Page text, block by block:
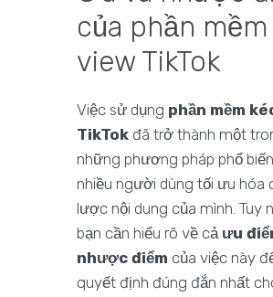
của phần mềm
view TikTok
Việc sử dụng phần mềm
TikTok đã trở thành một
những phương pháp phổ
nhiều người dùng tối ưu hóa
lược nội dung của mình. Tuy
bạn cần hiểu rõ về cả ưu
nhược điểm của việc này
quyết định đúng đắn nhất